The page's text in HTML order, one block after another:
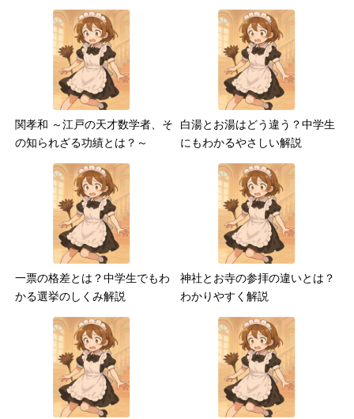
関孝和 ～江戸の天才数学者、そ
の知られざる功績とは？～
白湯とお湯はどう違う？中学生
にもわかるやさしい解説
一票の格差とは？中学生でもわ
かる選挙のしくみ解説
神社とお寺の参拝の違いとは？
わかりやすく解説